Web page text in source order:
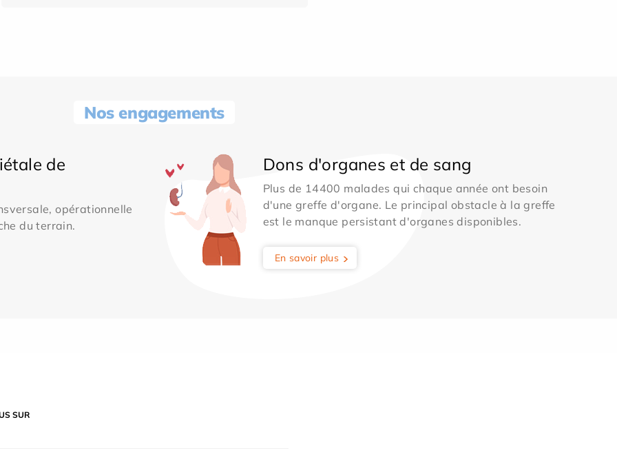
Nos engagements
de
opérationnelle
du terrain.
Dons d'organes et de sang
Plus de 14400 malades qui chaque année ont besoin
d'une greffe d'organe. Le principal obstacle à la greffe
est le manque persistant d'organes disponibles.
En savoir plus
SUR